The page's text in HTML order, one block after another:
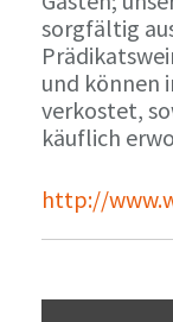
sorgfältig
und können
verkostet,
käuflich
http://